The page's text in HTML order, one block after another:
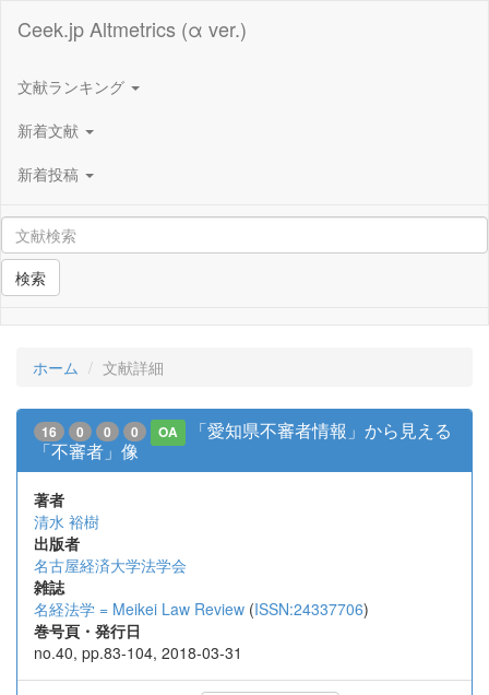
Ceek.jp Altmetrics (α ver.)
文献ランキング
新着文献
新着投稿
検索
ホーム 文献詳細
16 0 0 0 OA
「愛知県不審者情報」から見える
「不審者」像
著者
清水 裕樹
出版者
名古屋経済大学法学会
雑誌
名経法学 = Meikei Law Review (ISSN:24337706)
巻号頁・発行日
no.40, pp.83-104, 2018-03-31